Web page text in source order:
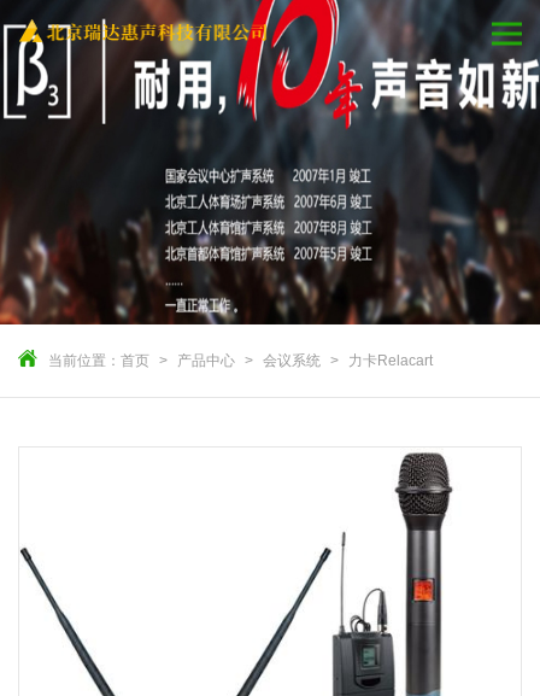
当前位置： 首页 产品中心 会议系统 力卡Relacart